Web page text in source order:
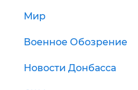
Мир
Военное Обозрение
Новости Донбасса